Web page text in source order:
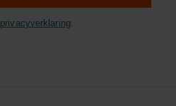
privacyverklaring.